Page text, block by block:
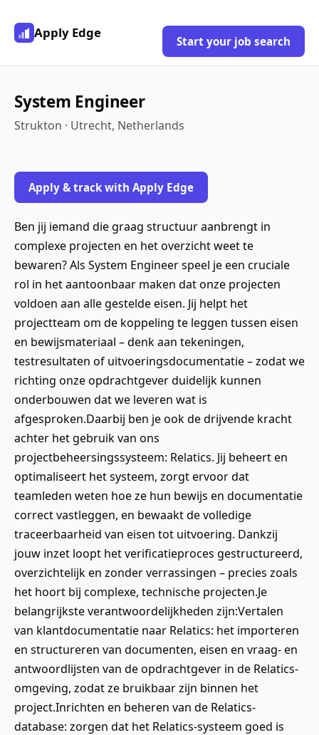
Apply Edge
Start your job search
System Engineer
Strukton · Utrecht, Netherlands
Apply & track with Apply Edge
Ben jij iemand die graag structuur aanbrengt in
complexe projecten en het overzicht weet te
bewaren? Als System Engineer speel je een cruciale
rol in het aantoonbaar maken dat onze projecten
voldoen aan alle gestelde eisen. Jij helpt het
projectteam om de koppeling te leggen tussen eisen
en bewijsmateriaal – denk aan tekeningen,
testresultaten of uitvoeringsdocumentatie – zodat we
richting onze opdrachtgever duidelijk kunnen
onderbouwen dat we leveren wat is
afgesproken.Daarbij ben je ook de drijvende kracht
achter het gebruik van ons
projectbeheersingssysteem: Relatics. Jij beheert en
optimaliseert het systeem, zorgt ervoor dat
teamleden weten hoe ze hun bewijs en documentatie
correct vastleggen, en bewaakt de volledige
traceerbaarheid van eisen tot uitvoering. Dankzij
jouw inzet loopt het verificatieproces gestructureerd,
overzichtelijk en zonder verrassingen – precies zoals
het hoort bij complexe, technische projecten.Je
belangrijkste verantwoordelijkheden zijn:Vertalen
van klantdocumentatie naar Relatics: het importeren
en structureren van documenten, eisen en vraag- en
antwoordlijsten van de opdrachtgever in de Relatics-
omgeving, zodat ze bruikbaar zijn binnen het
project.Inrichten en beheren van de Relatics-
database: zorgen dat het Relatics-systeem goed is